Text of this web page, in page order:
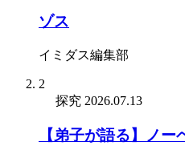
ゾス
イミダス編集部
2
探究 2026.07.13
【弟子が語る】ノ